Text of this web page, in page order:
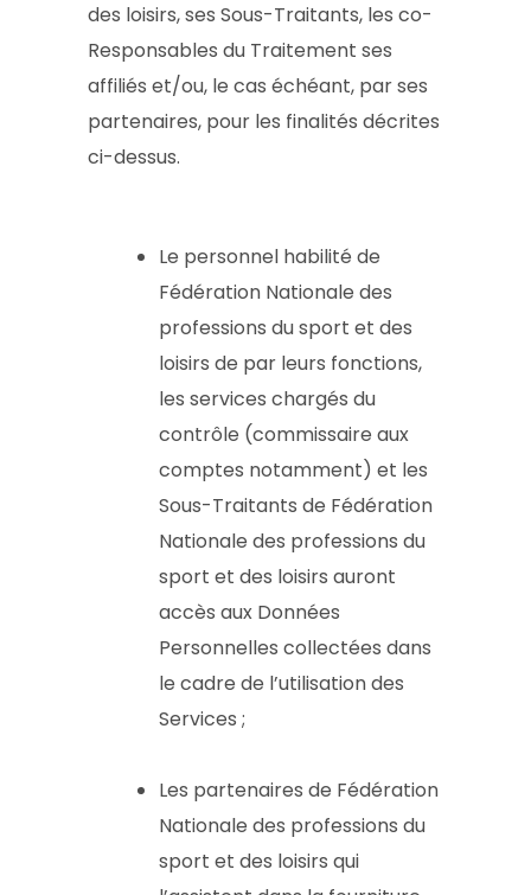
des loisirs, ses Sous-Traitants, les co-
Responsables du Traitement ses
affiliés et/ou, le cas échéant, par ses
partenaires, pour les finalités décrites
ci-dessus.
Le personnel habilité de
Fédération Nationale des
professions du sport et des
loisirs de par leurs fonctions,
les services chargés du
contrôle (commissaire aux
comptes notamment) et les
Sous-Traitants de Fédération
Nationale des professions du
sport et des loisirs auront
accès aux Données
Personnelles collectées dans
le cadre de l’utilisation des
Services ;
Les partenaires de Fédération
Nationale des professions du
sport et des loisirs qui